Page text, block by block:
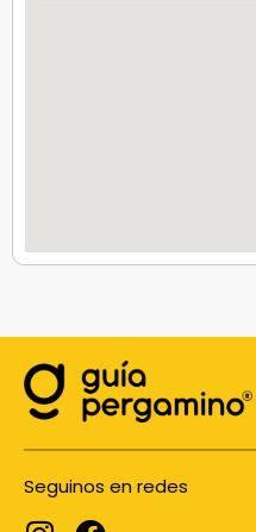
Seguinos en redes